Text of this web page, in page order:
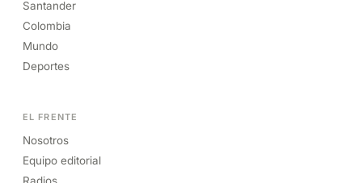
Santander
Colombia
Mundo
Deportes
EL FRENTE
Nosotros
Equipo editorial